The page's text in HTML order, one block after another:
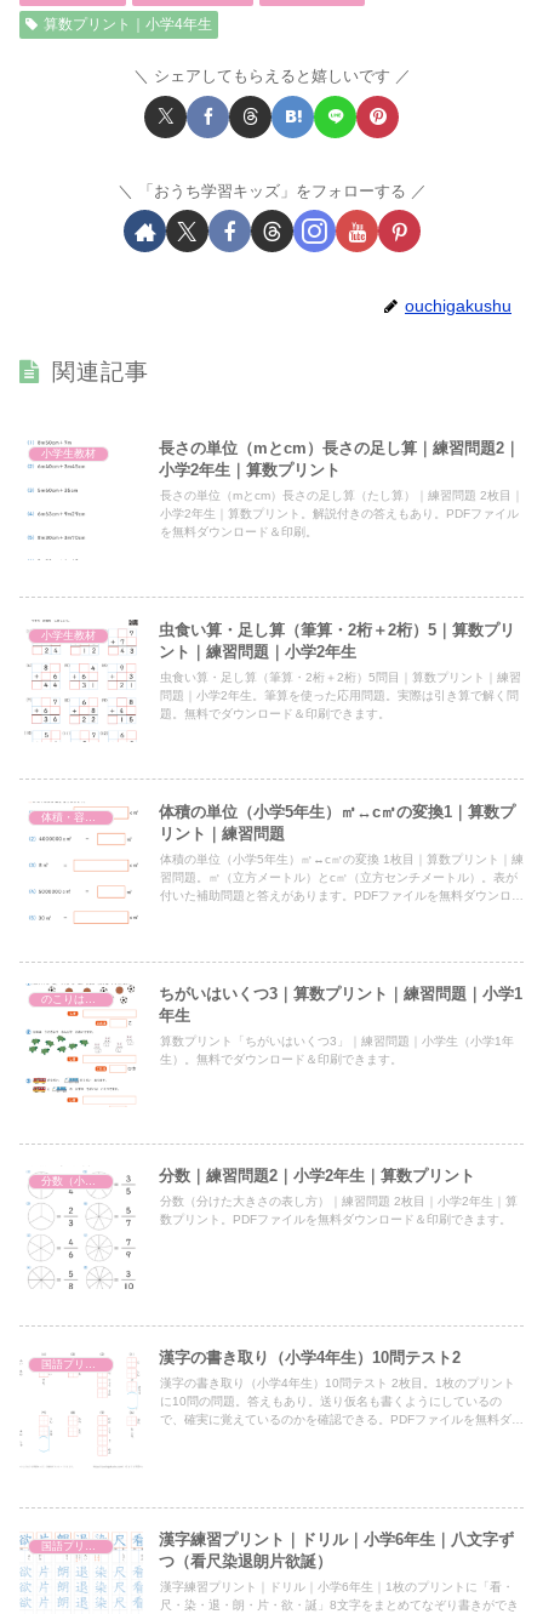
算数プリント｜小学4年生
シェアしてもらえると嬉しいです
「おうち学習キッズ」をフォローする
ouchigakushu
関連記事
小学生教材
長さの単位（mとcm）長さの足し算｜練習問題2｜
小学2年生｜算数プリント
長さの単位（mとcm）長さの足し算（たし算）｜練習問題 2枚目｜
小学2年生｜算数プリント。解説付きの答えもあり。PDFファイル
を無料ダウンロード＆印刷。
小学生教材
虫食い算・足し算（筆算・2桁＋2桁）5｜算数プリ
ント｜練習問題｜小学2年生
虫食い算・足し算（筆算・2桁＋2桁）5問目｜算数プリント｜練習
問題｜小学2年生。筆算を使った応用問題。実際は引き算で解く問
題。無料でダウンロード＆印刷できます。
体積・容積の単位（小学5年生）㎥・kL・L・dL・c㎥・mlの変換
体積の単位（小学5年生）㎥↔c㎥の変換1｜算数プ
リント｜練習問題
体積の単位（小学5年生）㎥↔c㎥の変換 1枚目｜算数プリント｜練
習問題。㎥（立方メートル）とc㎥（立方センチメートル）。表が
付いた補助問題と答えがあります。PDFファイルを無料ダウンロー
のこりはいくつ
ちがいはいくつ3｜算数プリント｜練習問題｜小学1
年生
算数プリント「ちがいはいくつ3」｜練習問題｜小学生（小学1年
生）。無料でダウンロード＆印刷できます。
分数（小2） 分数｜練習問題2｜小学2年生｜算数プリント
分数（分けた大きさの表し方）｜練習問題 2枚目｜小学2年生｜算
数プリント。PDFファイルを無料ダウンロード＆印刷できます。
漢字の書き取り（小学4年生）10問テスト2
漢字の書き取り（小学4年生）10問テスト 2枚目。1枚のプリント
に10問の問題。答えもあり。送り仮名も書くようにしているの
で、確実に覚えているのかを確認できる。PDFファイルを無料ダウ
漢字練習プリント｜ドリル｜小学6年生｜八文字ず
つ（看尺染退朗片欲誕）
漢字練習プリント｜ドリル｜小学6年生｜1枚のプリントに「看・
尺・染・退・朗・片・欲・誕」8文字をまとめてなぞり書きができ